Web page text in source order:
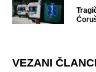
VEZANI ČLANCI